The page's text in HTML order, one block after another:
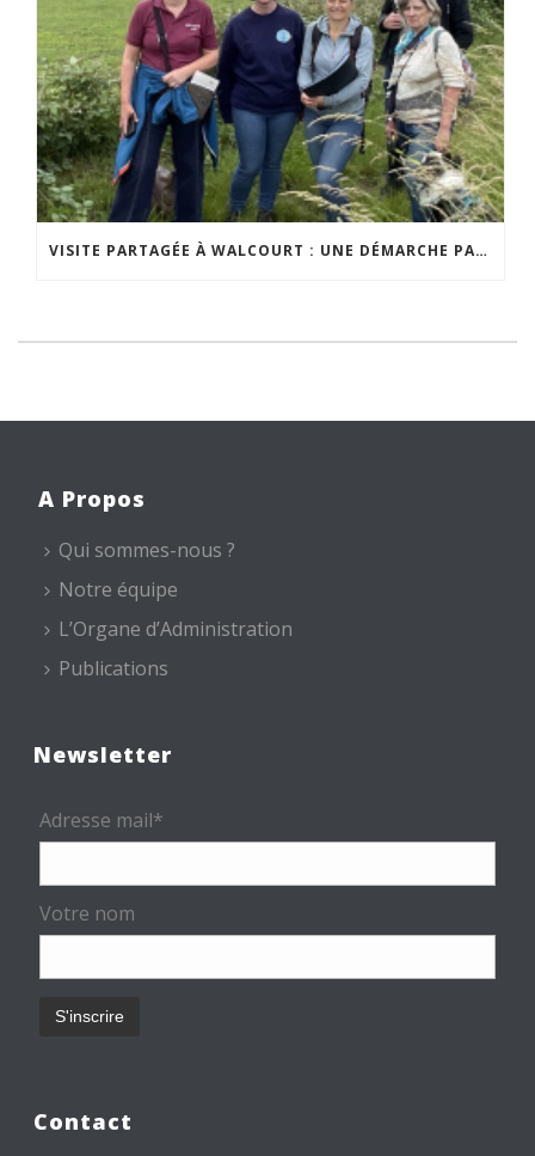
VISITE PARTAGÉE À WALCOURT : UNE DÉMARCHE PARTICIPATIVE ANIMÉE PAR ESPACE ENVIRONNEMENT
A Propos
Qui sommes-nous ?
Notre équipe
L’Organe d’Administration
Publications
Newsletter
Adresse mail*
Votre nom
Contact